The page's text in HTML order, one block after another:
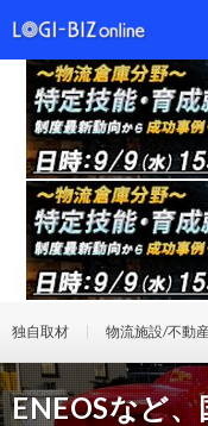
独自取材 物流施設/不動
ENEOSなど